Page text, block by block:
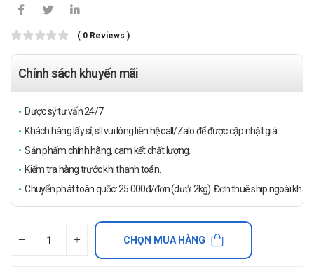
( 0 Reviews )
Chính sách khuyến mãi
Dược sỹ tư vấn 24/7.
Khách hàng lấy sỉ, sll vui lòng liên hệ call/Zalo để được cập nhật giá
Sản phẩm chính hãng, cam kết chất lượng.
Kiểm tra hàng trước khi thanh toán.
Chuyển phát toàn quốc: 25.000đ/đơn (dưới 2kg). Đơn thuê ship ngoài
CHỌN MUA HÀNG